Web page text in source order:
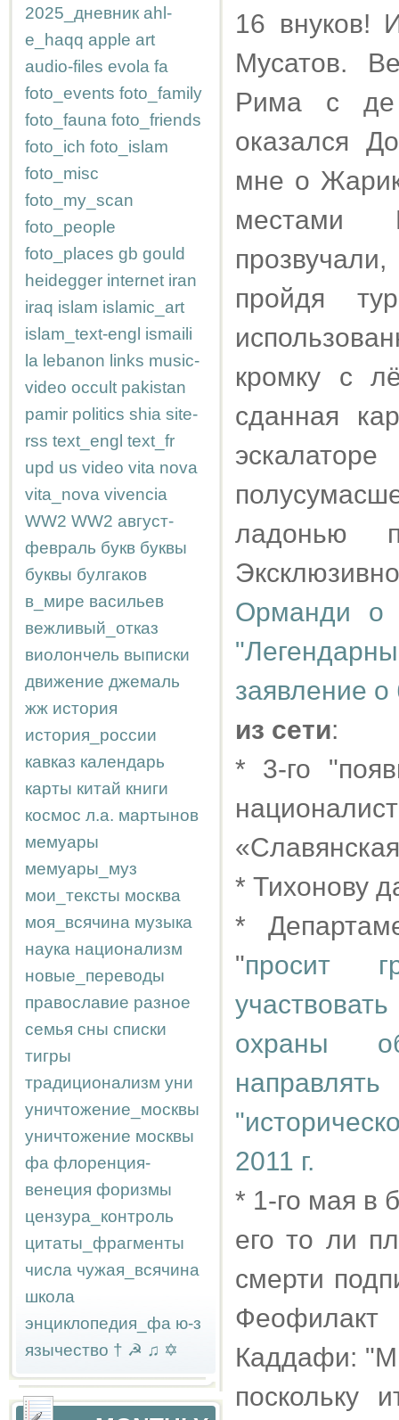
2025_дневник ahl-
e_haqq apple art
audio-files evola fa
foto_events foto_family
foto_fauna foto_friends
foto_ich foto_islam
foto_misc
foto_my_scan
foto_people
foto_places gb gould
heidegger internet iran
iraq islam islamic_art
islam_text-engl ismaili
la lebanon links music-
video occult pakistan
pamir politics shia site-
rss text_engl text_fr
upd us video vita nova
vita_nova vivencia
WW2 WW2 август-
февраль букв буквы
буквы булгаков
в_мире васильев
вежливый_отказ
виолончель выписки
движение джемаль
жж история
история_россии
кавказ календарь
карты китай книги
космос л.а. мартынов
мемуары
мемуары_муз
мои_тексты москва
моя_всячина музыка
наука национализм
новые_переводы
православие разное
семья сны списки
тигры
традиционализм уни
уничтожение_москвы
уничтожение москвы
фа флоренция-
венеция форизмы
цензура_контроль
цитаты_фрагменты
числа чужая_всячина
школа
энциклопедия_фа ю-з
язычество † ☭ ♫ ✡
16 внуков!
Мусатов.
Рима с де
оказался
мне о
местами
пройдя
кромку с
сданная
ладонью
Орманди о
заявление о
из сети:
* 3-го
* Тихонову
*
"просит
охраны
2011 г.
* 1-го мая в
его то ли
смерти
Феофилакт
Каддафи:
поскольку